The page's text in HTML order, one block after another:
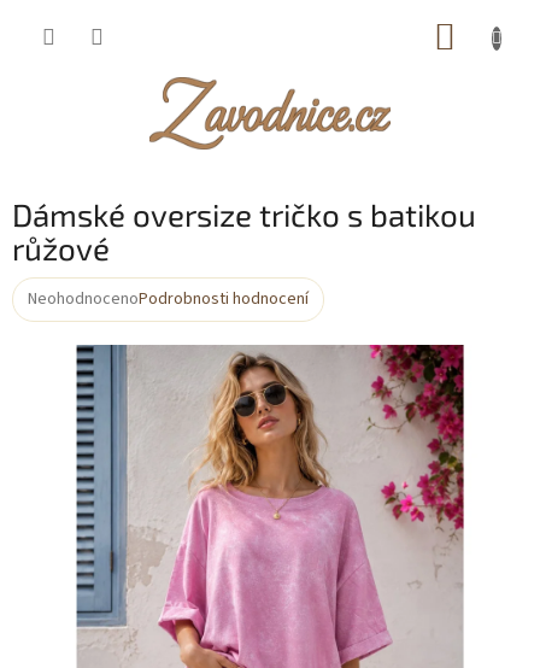
Dámské oversize tričko s batikou
růžové
Průměrné
produktu
hvězdiček.
NeohodnocenoPodrobnosti hodnocení